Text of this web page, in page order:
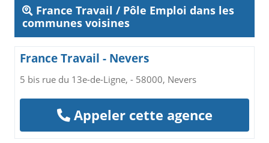
France Travail / Pôle Emploi dans les
communes voisines
France Travail - Nevers
5 bis rue du 13e-de-Ligne, - 58000, Nevers
Appeler cette agence